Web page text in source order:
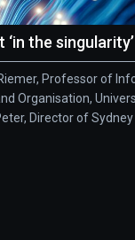
‘in the
Professor of
Organisation,
Director of